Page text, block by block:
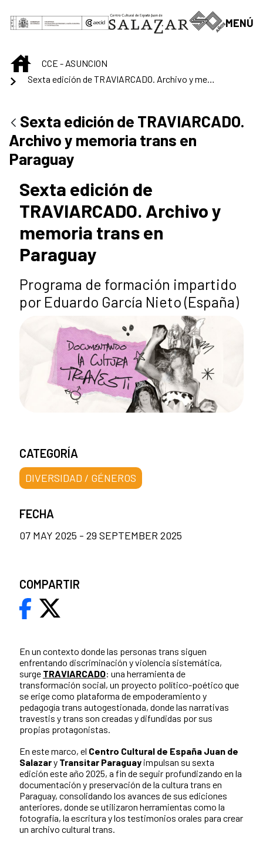
MENÚ
INICIOCCE - ASUNCION
Sexta edición de TRAVIARCADO. Archivo y memoria trans en Paraguay
Sexta edición de TRAVIARCADO.
Archivo y memoria trans en
Paraguay
Sexta edición de
TRAVIARCADO. Archivo y
memoria trans en
Paraguay
Programa de formación impartido
por Eduardo García Nieto (España)
En un contexto donde las personas trans siguen
enfrentando discriminación y violencia sistemática,
surge TRAVIARCADO: una herramienta de
transformación social, un proyecto político-poético que
se erige como plataforma de empoderamiento y
pedagogía trans autogestionada, donde las narrativas
travestis y trans son creadas y difundidas por sus
propias protagonistas.
En este marco, el Centro Cultural de España Juan de
Salazary Transitar Paraguay impulsan su sexta
edición este año 2025, a fin de seguir profundizando en la
documentación y preservación de la cultura trans en
Paraguay, consolidando los avances de sus ediciones
anteriores, donde se utilizaron herramientas como la
fotografía, la escritura y los testimonios orales para crear
un archivo cultural trans.
CATEGORÍA
DIVERSIDAD / GÉNEROS
FECHA
07 MAY 2025 - 29 SEPTEMBER 2025
COMPARTIR